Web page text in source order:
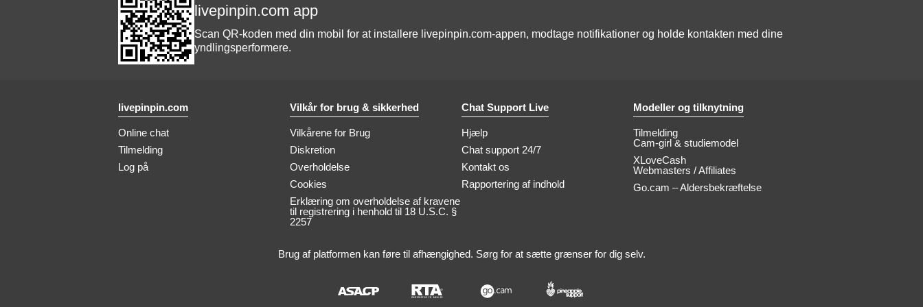
livepinpin.com app
Scan QR-koden med din mobil for at installere livepinpin.com-appen, modtage notifikationer og holde kontakten med dine
yndlingsperformere.
livepinpin.com
Online chat
Tilmelding
Log på
Vilkår for brug & sikkerhed
Vilkårene for Brug
Diskretion
Overholdelse
Cookies
Erklæring om overholdelse af kravene
til registrering i henhold til 18 U.S.C. §
2257
Chat Support Live
Hjælp
Chat support 24/7
Kontakt os
Rapportering af indhold
Modeller og tilknytning
Tilmelding
Cam-girl & studiemodel
XLoveCash
Webmasters / Affiliates
Go.cam – Aldersbekræftelse
Brug af platformen kan føre til afhængighed. Sørg for at sætte grænser for dig selv.